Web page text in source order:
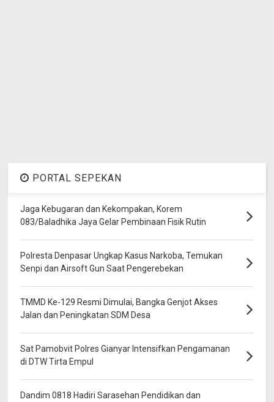
PORTAL SEPEKAN
Jaga Kebugaran dan Kekompakan, Korem
083/Baladhika Jaya Gelar Pembinaan Fisik Rutin
Polresta Denpasar Ungkap Kasus Narkoba, Temukan
Senpi dan Airsoft Gun Saat Pengerebekan
TMMD Ke-129 Resmi Dimulai, Bangka Genjot Akses
Jalan dan Peningkatan SDM Desa
Sat Pamobvit Polres Gianyar Intensifkan Pengamanan
di DTW Tirta Empul
Dandim 0818 Hadiri Sarasehan Pendidikan dan